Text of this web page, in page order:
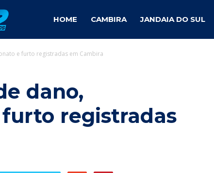
Cambira
Notícias
HOME CAMBIRA JANDAIA DO SUL
e furto registradas em Cambira
dano,
registradas